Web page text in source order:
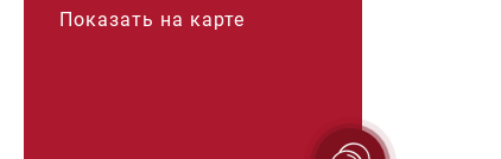
Показать на карте